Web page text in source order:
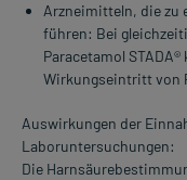
Arzneimitteln, die zu
führen: Bei
Paracetamol
Wirkungseintritt von
Auswirkungen der
Laboruntersuchungen:
Die